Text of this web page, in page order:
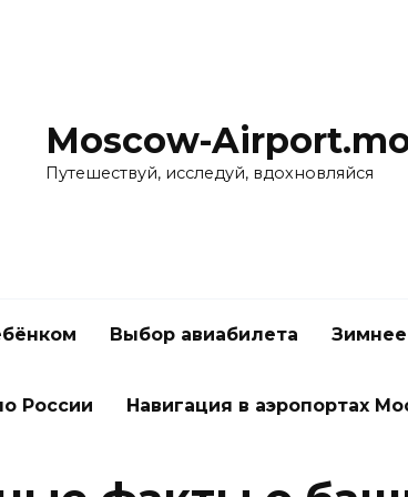
Moscow-
Путешествуй, исследуй, вдохновляйся
Выбор авиабилета
России Навигация в аэропортах